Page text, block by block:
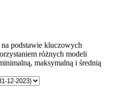
podstawie kluczowych
różnych modeli
maksymalną i średnią